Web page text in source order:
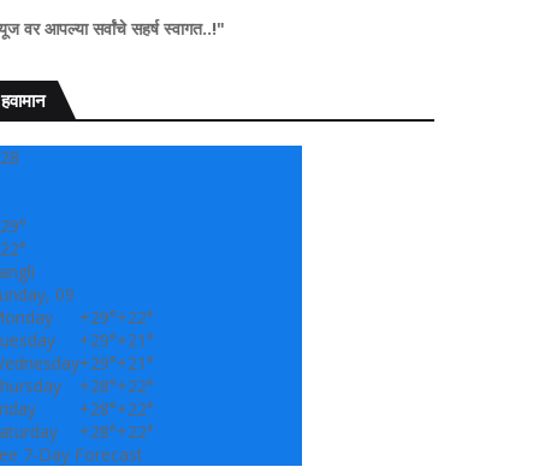
सहर्ष स्वागत..!"
हवामान
28
29°
22°
09
+29°+22°
+29°+21°
+29°+21°
+28°+22°
+28°+22°
+28°+22°
7-Day Forecast